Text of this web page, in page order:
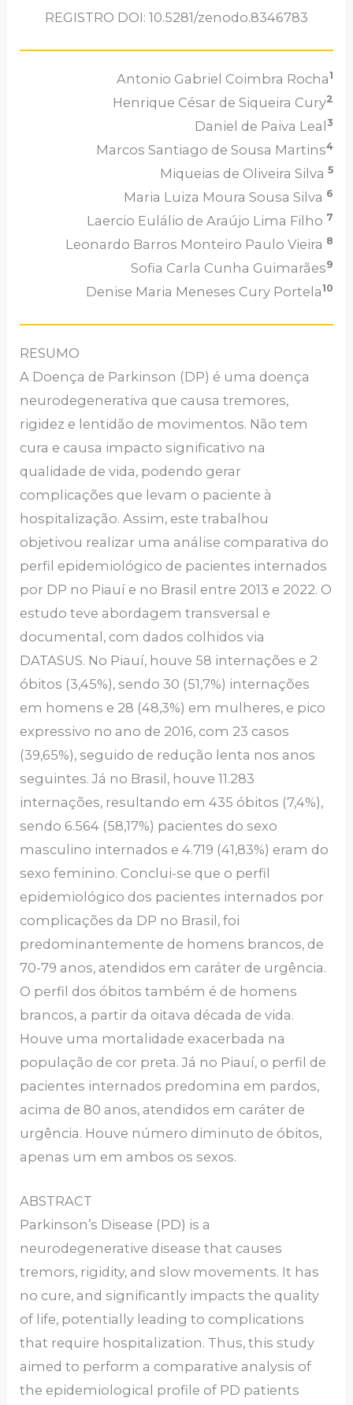
REGISTRO DOI: 10.5281/zenodo.8346783
Antonio Gabriel Coimbra Rocha1
Henrique César de Siqueira Cury2
Daniel de Paiva Leal 3
Marcos Santiago de Sousa Martins4
Miqueias de Oliveira Silva 5
Maria Luiza Moura Sousa Silva 6
Laercio Eulálio de Araújo Lima Filho 7
Leonardo Barros Monteiro Paulo Vieira 8
Sofia Carla Cunha Guimarães9
Denise Maria Meneses Cury Portela10
RESUMO
A Doença de Parkinson (DP) é uma doença
neurodegenerativa que causa tremores,
rigidez e lentidão de movimentos. Não tem
cura e causa impacto significativo na
qualidade de vida, podendo gerar
complicações que levam o paciente à
hospitalização. Assim, este trabalhou
objetivou realizar uma análise comparativa do
perfil epidemiológico de pacientes internados
por DP no Piauí e no Brasil entre 2013 e 2022. O
estudo teve abordagem transversal e
documental, com dados colhidos via
DATASUS. No Piauí, houve 58 internações e 2
óbitos (3,45%), sendo 30 (51,7%) internações
em homens e 28 (48,3%) em mulheres, e pico
expressivo no ano de 2016, com 23 casos
(39,65%), seguido de redução lenta nos anos
seguintes. Já no Brasil, houve 11.283
internações, resultando em 435 óbitos (7,4%),
sendo 6.564 (58,17%) pacientes do sexo
masculino internados e 4.719 (41,83%) eram do
sexo feminino. Conclui-se que o perfil
epidemiológico dos pacientes internados por
complicações da DP no Brasil, foi
predominantemente de homens brancos, de
70-79 anos, atendidos em caráter de urgência.
O perfil dos óbitos também é de homens
brancos, a partir da oitava década de vida.
Houve uma mortalidade exacerbada na
população de cor preta. Já no Piauí, o perfil de
pacientes internados predomina em pardos,
acima de 80 anos, atendidos em caráter de
urgência. Houve número diminuto de óbitos,
apenas um em ambos os sexos.
ABSTRACT
Parkinson’s Disease (PD) is a
neurodegenerative disease that causes
tremors, rigidity, and slow movements. It has
no cure, and significantly impacts the quality
of life, potentially leading to complications
that require hospitalization. Thus, this study
aimed to perform a comparative analysis of
the epidemiological profile of PD patients